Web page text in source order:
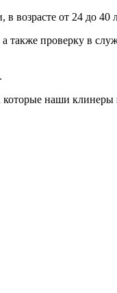
возрасте от 24 до 40
проверку в
наши клинеры